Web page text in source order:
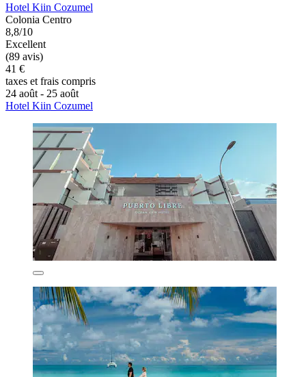
Hotel Kiin Cozumel
Colonia Centro
8,8/10
Excellent
(89 avis)
41 €
taxes et frais compris
24 août - 25 août
Hotel Kiin Cozumel